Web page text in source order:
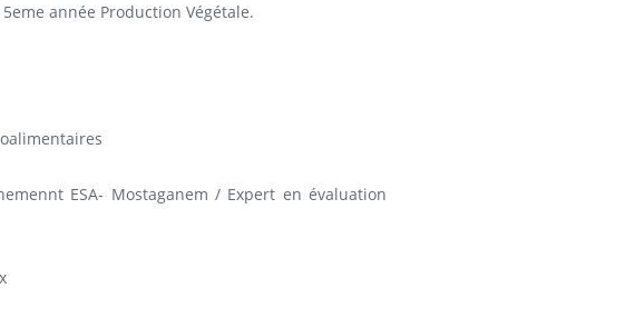
année Production Végétale.
ESA- Mostaganem / Expert en évaluation